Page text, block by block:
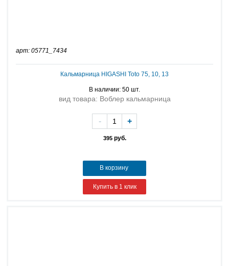
арт: 05771_7434
Кальмарница HIGASHI Toto 75, 10, 13
В наличии: 50 шт.
вид товара: Воблер кальмарница
395руб.
- +
В корзину
Купить в 1 клик